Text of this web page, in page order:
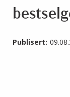
Publisert: